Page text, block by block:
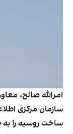
امرالله صالح،
ساخت روسیه را به